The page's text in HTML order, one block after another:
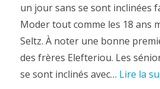
un jour sans se sont inclinées
Moder tout comme les 18 ans
Seltz. À noter une bonne
des frères Elefteriou. Les
se sont inclinés avec… Lire la